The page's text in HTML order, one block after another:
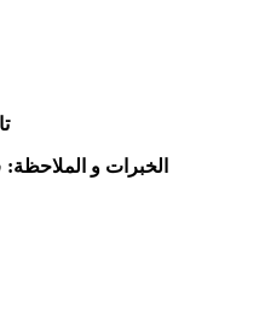
الخبرات و الملاحظة: